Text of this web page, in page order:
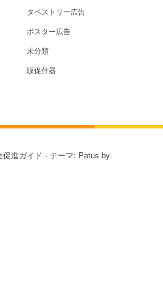
タペストリー広告
ポスター広告
未分類
販促什器
進ガイド - テーマ: Patus by